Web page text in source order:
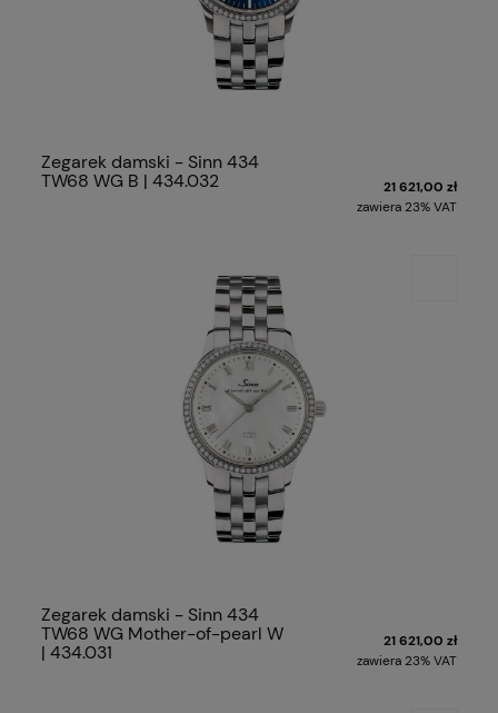
Zegarek damski - Sinn 434
TW68 WG B | 434.032
21 621,00 zł
zawiera 23% VAT
Zegarek damski - Sinn 434
TW68 WG Mother-of-pearl W
| 434.031
21 621,00 zł
zawiera 23% VAT